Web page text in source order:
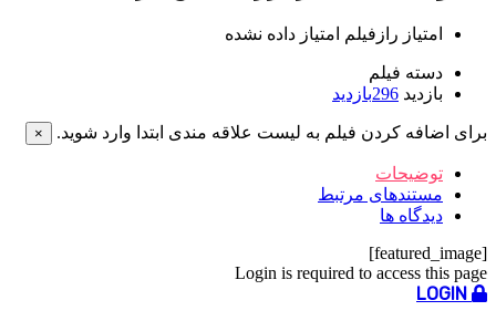
امتیاز رازفیلم امتیاز داده نشده
دسته فیلم
بازدید 296بازدید
برای اضافه کردن فیلم به لیست علاقه مندی ابتدا وارد شوید. ×
توضیحات
مستندهای مرتبط
دیدگاه ها
[featured_image]
Login is required to access this page